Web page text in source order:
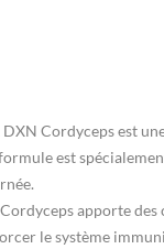
Cordyceps est
est
apporte
le système